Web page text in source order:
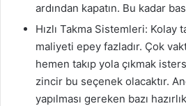
ardından kapatın. Bu kadar
Hızlı Takma Sistemleri: Kolay
maliyeti epey fazladır. Çok
hemen takıp yola çıkmak
zincir bu seçenek olacaktır.
yapılması gereken bazı